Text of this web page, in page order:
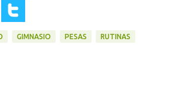
GIMNASIO PESAS RUTINAS